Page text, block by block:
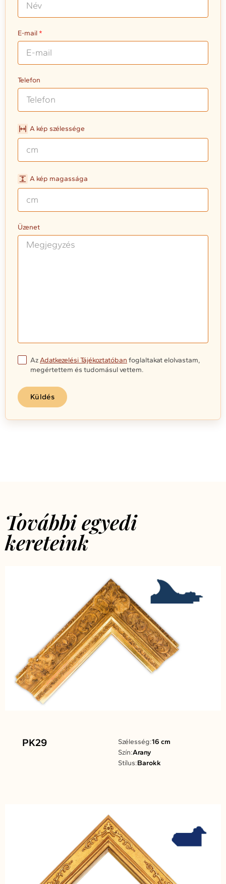
E-mail
Telefon
A kép szélessége
A kép magassága
Üzenet
AzAdatkezelési Tájékoztatóban foglaltakat elolvastam,
megértettem és tudomásul vettem.
Küldés
További egyedi
kereteink
PK29 Szélesség:16 cm
Szín:Arany
Stílus:Barokk